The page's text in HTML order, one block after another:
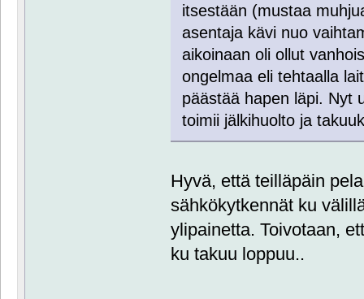
itsestään (mustaa
asentaja kävi nuo
aikoinaan oli ollut
ongelmaa eli tehtaalla
päästää hapen läpi. Nyt
toimii jälkihuolto ja
Hyvä, että teilläpäin
sähkökytkennät ku
ylipainetta. Toivotaan,
ku takuu loppuu..